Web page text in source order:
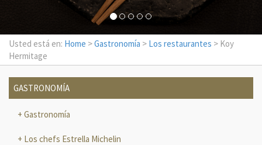
Usted está en: Home >Gastronomía > Los restaurantes > Koy
Hermitage
GASTRONOMÍA
Gastronomía
Los chefs Estrella Michelin